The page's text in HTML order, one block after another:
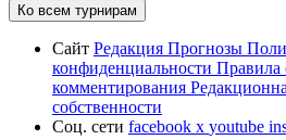
Ко всем турнирам
Сайт Редакция Прогнозы
конфиденциальности Правила
комментирования
собственности
Соц. сети facebook x youtube